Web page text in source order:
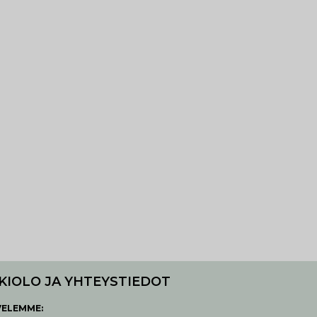
JA YHTEYSTIEDOT